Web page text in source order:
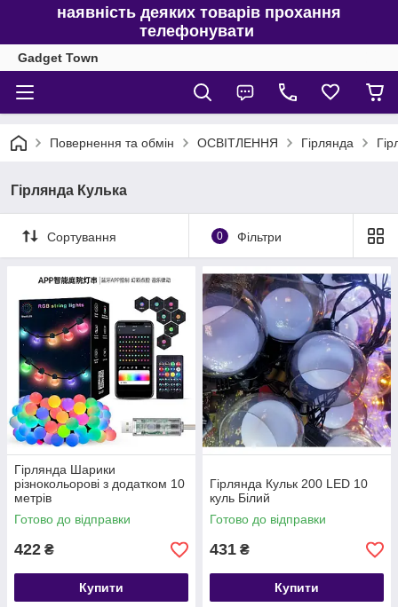
наявність деяких товарів прохання
телефонувати
Gadget Town
Повернення та обмін ОСВІТЛЕННЯ Гірлянда
Гірлянда Кулька
Сортування 0 Фільтри
Гірлянда Шарики
різнокольорові з додатком 10
метрів
Готово до відправки
422 ₴
Купити
Гірлянда Кульк 200 LED 10
куль Білий
Готово до відправки
431 ₴
Купити